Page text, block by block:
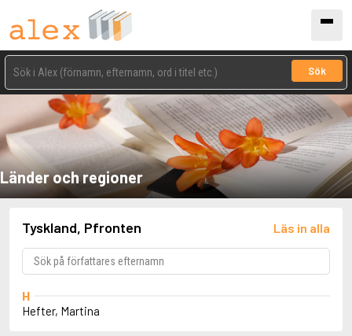
Sök
Länder och regioner
Tyskland, Pfronten Läs in alla
H
Hefter, Martina